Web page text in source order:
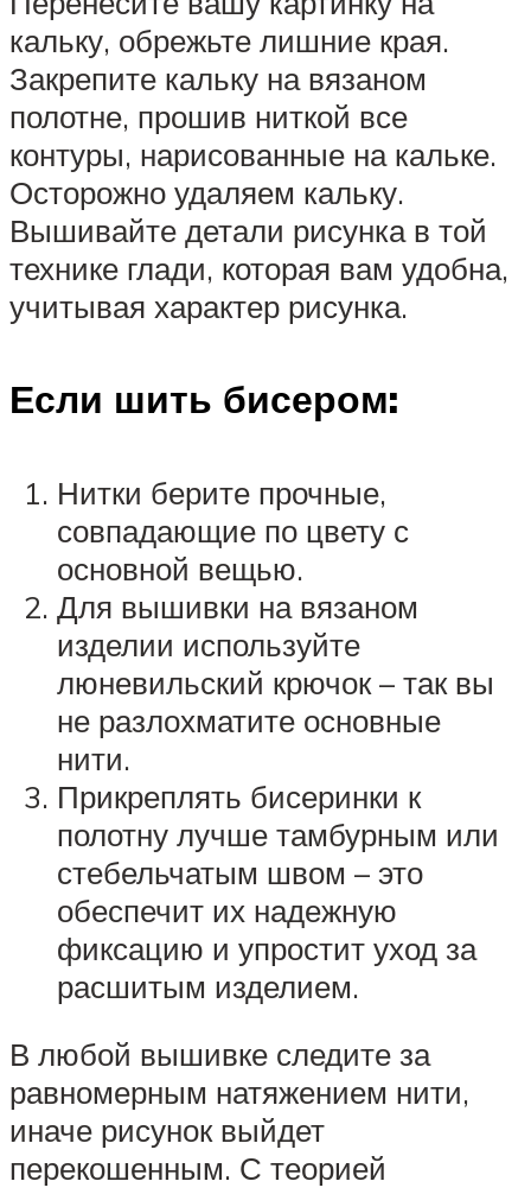
кальку, обрежьте лишние края.
Закрепите кальку на вязаном
полотне, прошив ниткой все
контуры, нарисованные на кальке.
Осторожно удаляем кальку.
Вышивайте детали рисунка в той
технике глади, которая вам удобна,
учитывая характер рисунка.
Если шить бисером:
Нитки берите прочные,
совпадающие по цвету с
основной вещью.
Для вышивки на вязаном
изделии используйте
люневильский крючок – так вы
не разлохматите основные
нити.
Прикреплять бисеринки к
полотну лучше тамбурным или
стебельчатым швом – это
обеспечит их надежную
фиксацию и упростит уход за
расшитым изделием.
В любой вышивке следите за
равномерным натяжением нити,
иначе рисунок выйдет
перекошенным. С теорией